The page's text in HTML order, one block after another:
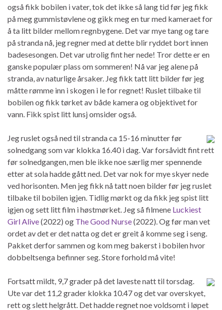
også fikk bobilen i vater, tok det ikke så lang tid før jeg fikk
på meg gummistøvlene og gikk meg en tur med kameraet for
å ta litt bilder mellom regnbygene. Det var mye tang og tare
på stranda nå, jeg regner med at dette blir ryddet bort innen
badesesongen. Det var utrolig fint her nede! Tror dette er en
ganske populær plass om sommeren! Nå var jeg alene på
stranda, av naturlige årsaker. Jeg fikk tatt litt bilder før jeg
måtte rømme inn i skogen i le for regnet! Ruslet tilbake til
bobilen og fikk tørket av både kamera og objektivet for
vann. Fikk spist litt lunsj omsider også.
Jeg ruslet også ned til stranda ca 15-16 minutter før
solnedgang som var klokka 16.40 i dag. Var forsåvidt fint rett
før solnedgangen, men ble ikke noe særlig mer spennende
etter at sola hadde gått ned. Det var nok for mye skyer nede
ved horisonten. Men jeg fikk nå tatt noen bilder før jeg ruslet
tilbake til bobilen igjen. Tidlig mørkt og da fikk jeg spist litt
igjen og sett litt film i høstmørket. Jeg så filmene Luckiest
Girl Alive(2022) og The Good Nurse(2022). Og før man vet
ordet av det er det natta og det er greit å komme seg i seng.
Pakket derfor sammen og kom meg bakerst i bobilen hvor
dobbeltsenga befinner seg. Store forhold må vite!
Fortsatt mildt, 9,7 grader på det laveste natt til torsdag.
Ute var det 11,2 grader klokka 10.47 og det var overskyet,
rett og slett helgrått. Det hadde regnet noe voldsomt i løpet